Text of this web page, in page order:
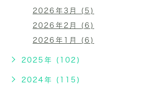
2026年3月 (5)
2026年2月 (6)
2026年1月 (6)
2025年 (102)
2024年 (115)